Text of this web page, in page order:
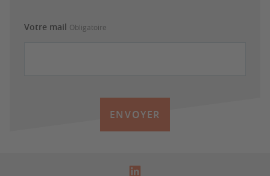
Votre mail Obligatoire
ENVOYER